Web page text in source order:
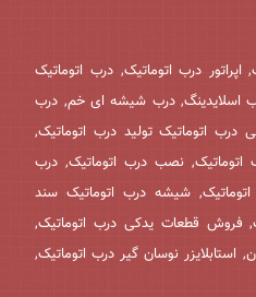
درب اتوماتیک, درب اتوماتیک
اسلایدینگ, درب شیشه ای خم, درب
اتوماتیک تولید درب اتوماتیک,
نصب درب اتوماتیک, درب
شیشه درب اتوماتیک سند
فروش قطعات یدکی درب اتوماتیک,
استابلایزر نوسان گیر درب اتوماتیک,